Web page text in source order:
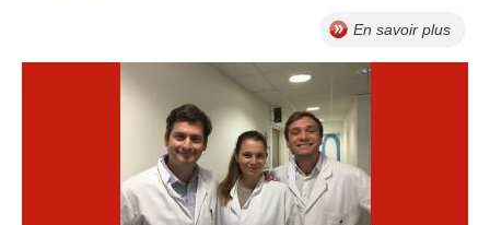
En savoir plus